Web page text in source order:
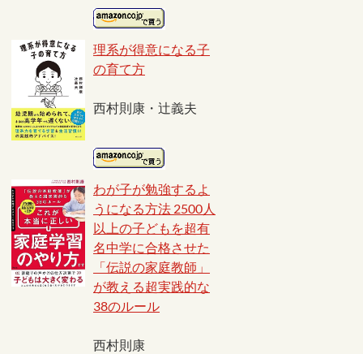
理系が得意になる子
の育て方
西村則康・辻義夫
わが子が勉強するよ
うになる方法 2500人
以上の子どもを超有
名中学に合格させた
「伝説の家庭教師」
が教える超実践的な
38のルール
西村則康